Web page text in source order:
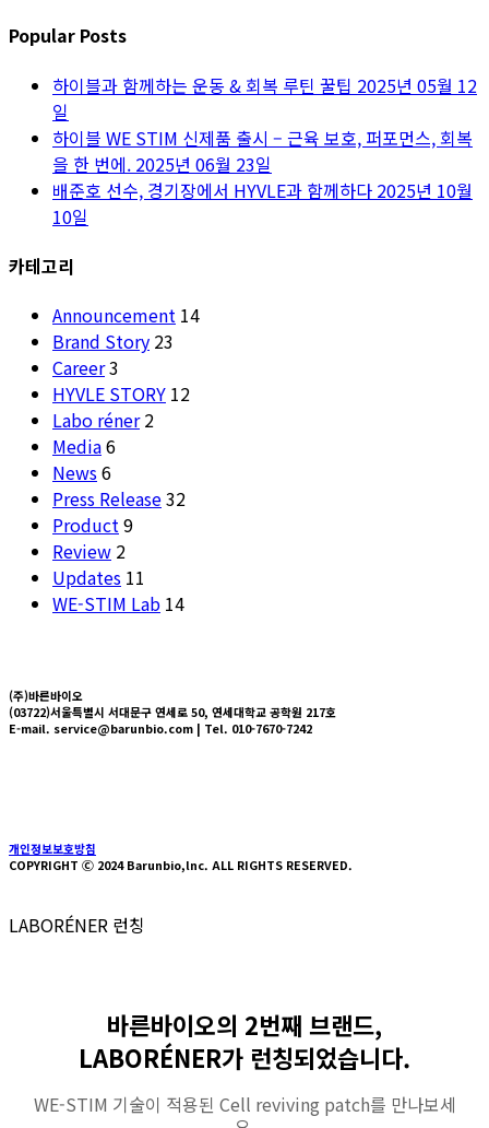
Popular Posts
하이블과 함께하는 운동 & 회복 루틴 꿀팁 2025년 05월 12
일
하이블 WE STIM 신제품 출시 – 근육 보호, 퍼포먼스, 회복
을 한 번에. 2025년 06월 23일
배준호 선수, 경기장에서 HYVLE과 함께하다 2025년 10월
10일
카테고리
Announcement 14
Brand Story 23
Career3
HYVLE STORY 12
Labo réner 2
Media6
News6
Press Release32
Product9
Review 2
Updates 11
WE-STIM Lab 14
(주)바른바이오
(03722)서울특별시 서대문구 연세로 50, 연세대학교 공학원 217호
E-mail. service@barunbio.com | Tel. 010-7670-7242
개인정보보호방침
COPYRIGHT Ⓒ 2024 Barunbio,lnc. ALL RIGHTS RESERVED.
LABORÉNER 런칭
바른바이오의 2번째 브랜드,
LABORÉNER가 런칭되었습니다.
WE-STIM 기술이 적용된 Cell reviving patch를 만나보세